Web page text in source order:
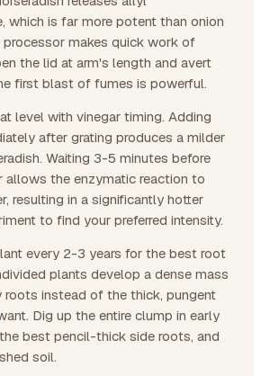
which is far more potent than onion
makes quick work of
the lid at arm's length and avert
first blast of fumes is powerful.
level with vinegar timing. Adding
after grating produces a milder
Waiting 3-5 minutes before
allows the enzymatic reaction to
resulting in a significantly hotter
to find your preferred intensity.
every 2-3 years for the best root
plants develop a dense mass
instead of the thick, pungent
Dig up the entire clump in early
best pencil-thick side roots, and
soil.